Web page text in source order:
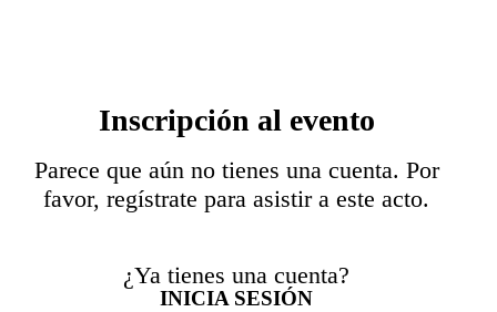
Inscripción al evento
Parece que aún no tienes una cuenta. Por
favor, regístrate para asistir a este acto.
¿Ya tienes una cuenta?
INICIA SESIÓN